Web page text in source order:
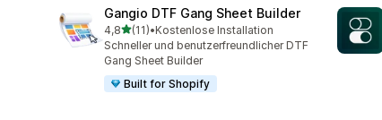
Gangio DTF Gang Sheet Builder
4,8von 5 Sternen
(11)
11 Rezensionen insgesamt
•Kostenlose Installation
Schneller und benutzerfreundlicher DTF
Gang Sheet Builder
Built for Shopify